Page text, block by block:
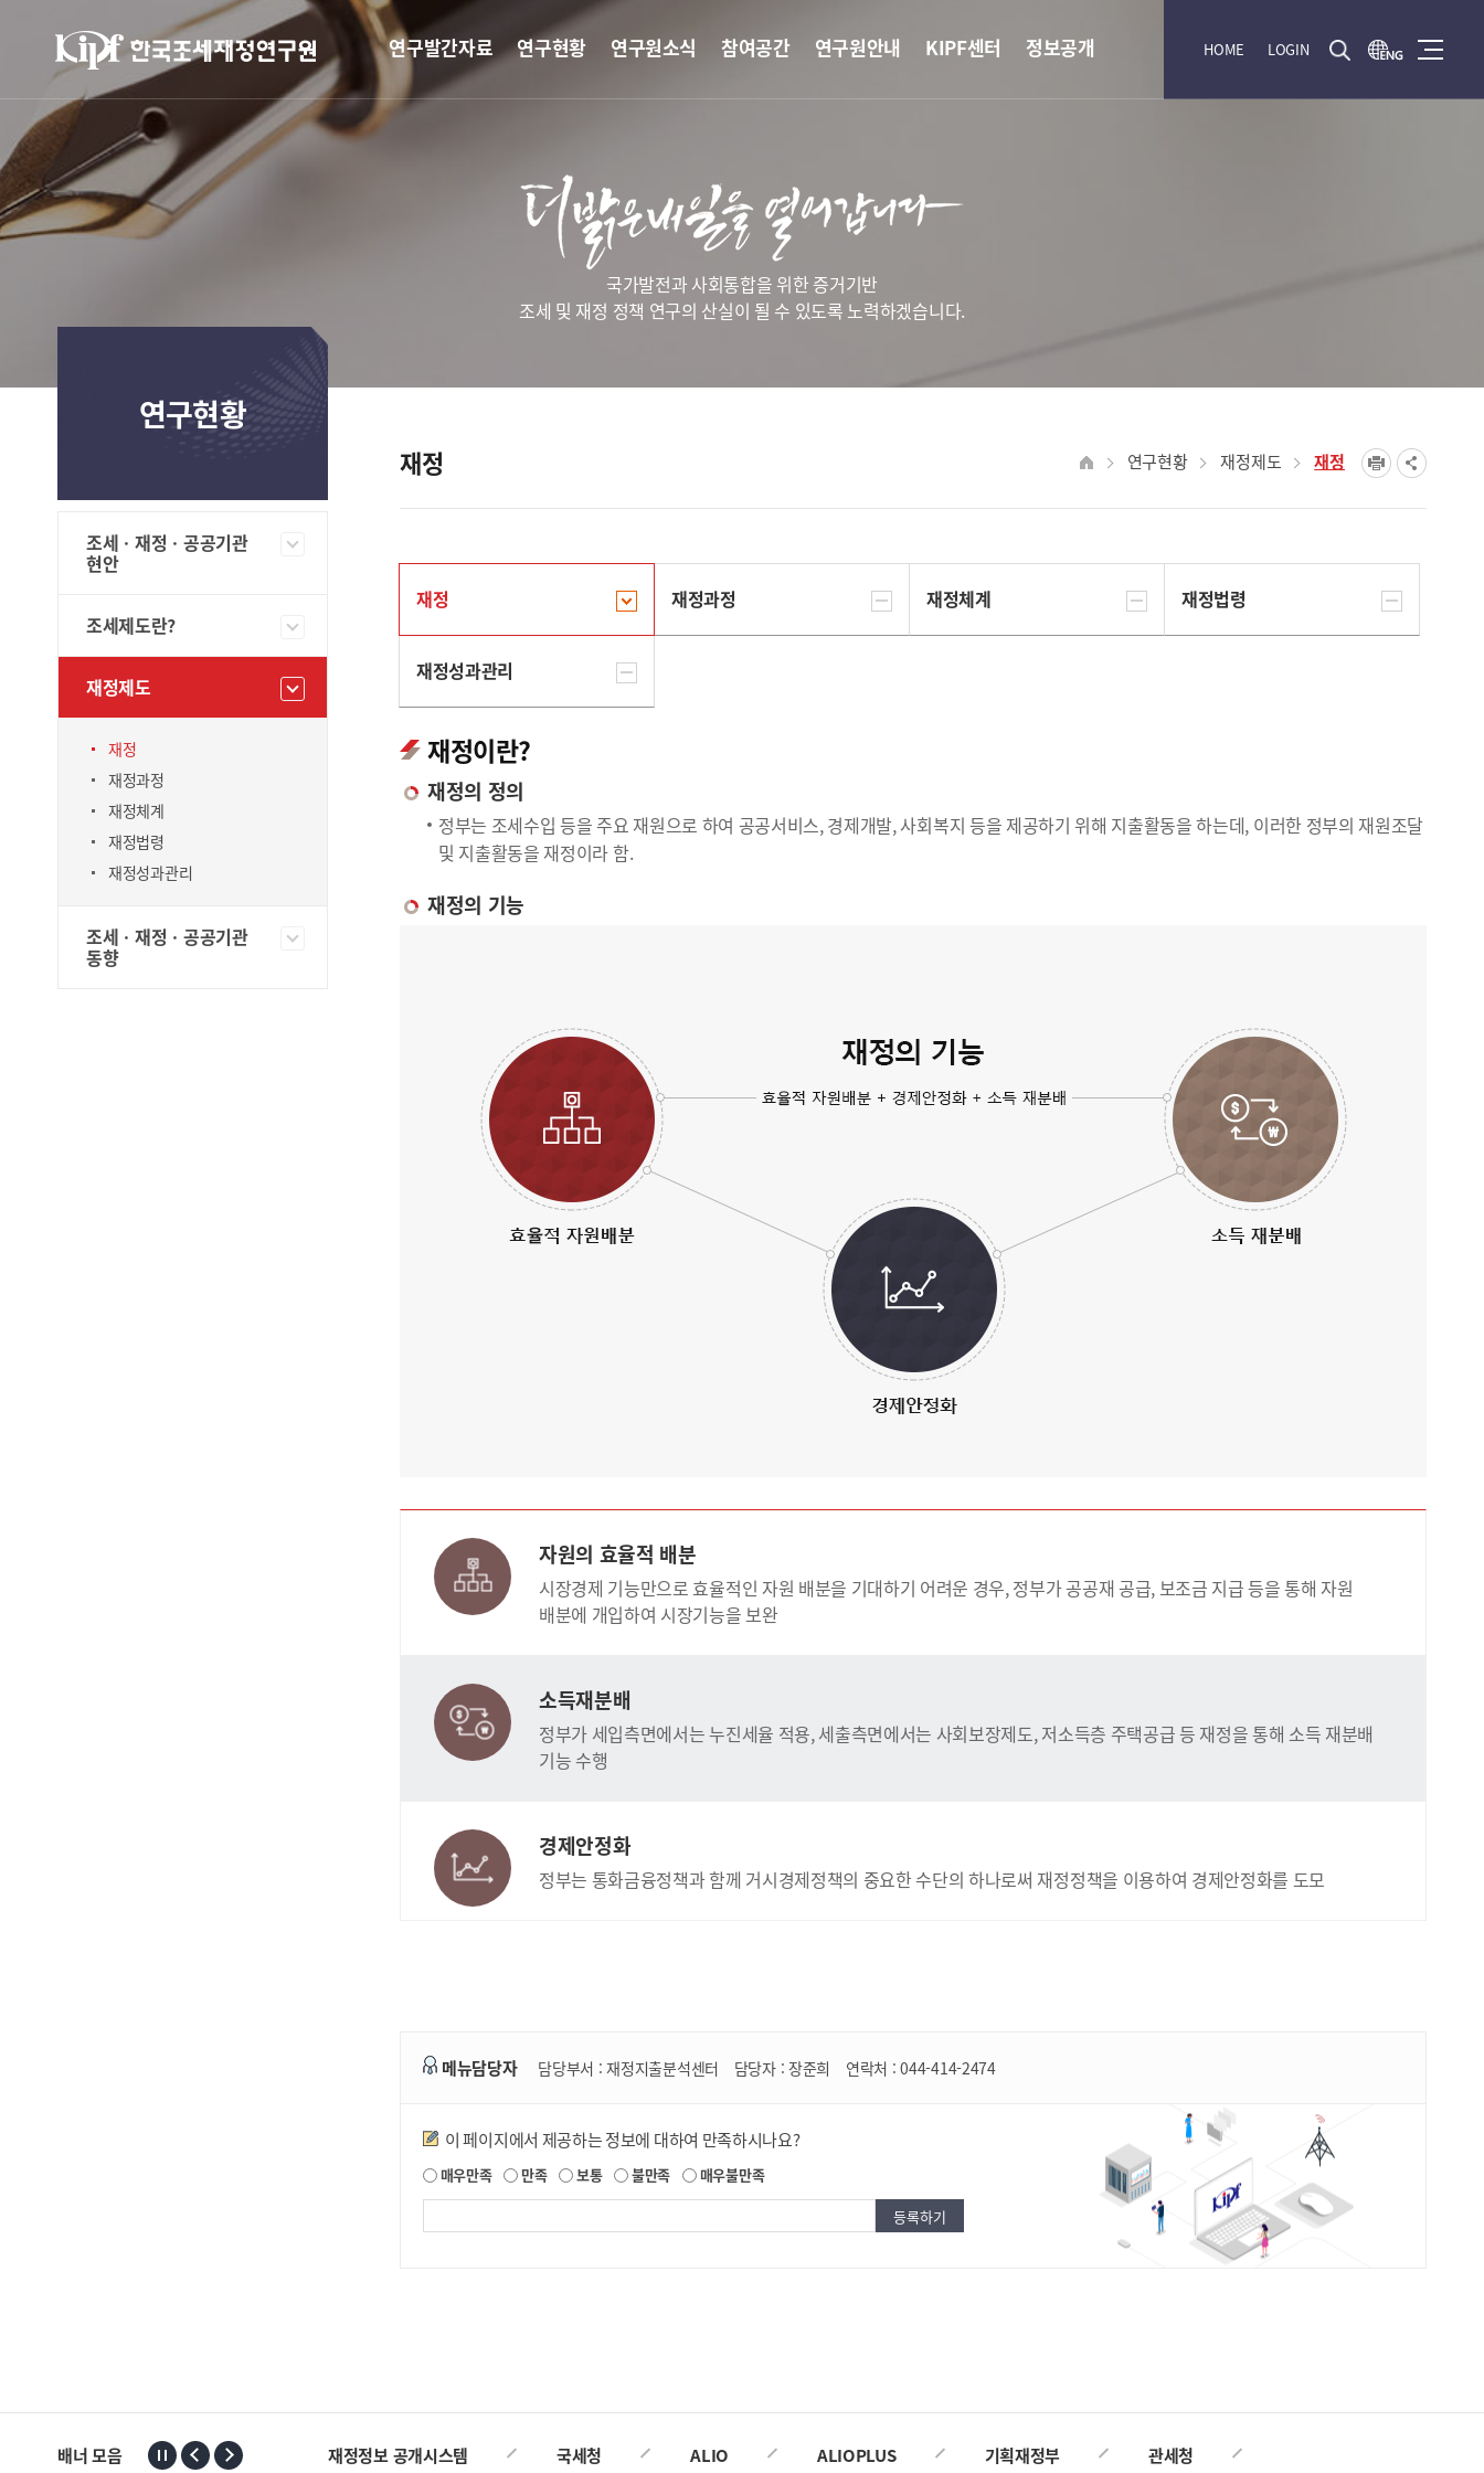
HOME LOGIN
연구발간자료 연구현황 연구원소식 참여공간 연구원안내 KIPF센터 정보공개
국가발전과 사회통합을 위한 증거기반
조세 및 재정 정책 연구의 산실이 될 수 있도록 노력하겠습니다.
연구현황
조세ㆍ재정ㆍ공공기관
현안
조세제도란?
재정제도
재정
재정과정
재정체계
재정법령
재정성과관리
조세ㆍ재정ㆍ공공기관
동향
재정 연구현황 재정제도 재정
재정 재정과정 재정체계 재정법령
재정성과관리
재정이란?
재정의 정의
정부는 조세수입 등을 주요 재원으로 하여 공공서비스, 경제개발, 사회복지 등을 제공하기 위해 지출활동을 하는데, 이러한 정부의 재원조달
및 지출활동을 재정이라 함.
재정의 기능
자원의 효율적 배분
시장경제 기능만으로 효율적인 자원 배분을 기대하기 어려운 경우, 정부가 공공재 공급, 보조금 지급 등을 통해 자원
배분에 개입하여 시장기능을 보완
소득재분배
정부가 세입측면에서는 누진세율 적용, 세출측면에서는 사회보장제도, 저소득층 주택공급 등 재정을 통해 소득 재분배
기능 수행
경제안정화
정부는 통화금융정책과 함께 거시경제정책의 중요한 수단의 하나로써 재정정책을 이용하여 경제안정화를 도모
메뉴담당자 담당부서 :재정지출분석센터 담당자 :장준희 연락처 :044-414-2474
만족도조사
이 페이지에서 제공하는 정보에 대하여 만족하시나요?
매우만족 만족 보통 불만족 매우불만족
배너 모음 재정정보 공개시스템 국세청 ALIO ALIOPLUS 기획재정부 관세청